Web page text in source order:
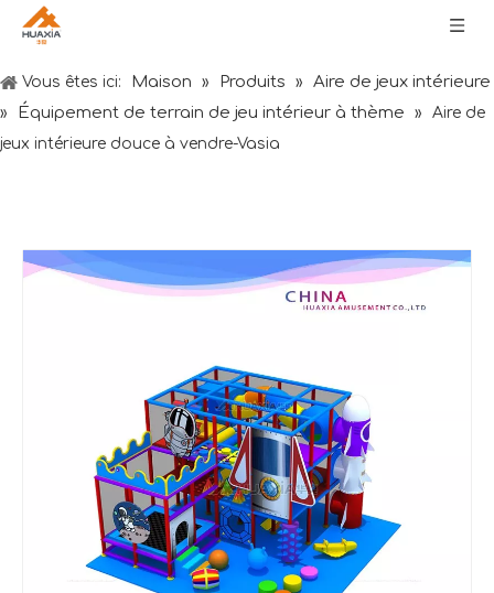
Vous êtes ici: Maison » Produits » Aire de jeux intérieure
» Équipement de terrain de jeu intérieur à thème »
Aire de
jeux intérieure douce à vendre-Vasia